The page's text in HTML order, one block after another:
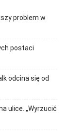
problem w
postaci
odcina się od
ulice. „Wyrzucić